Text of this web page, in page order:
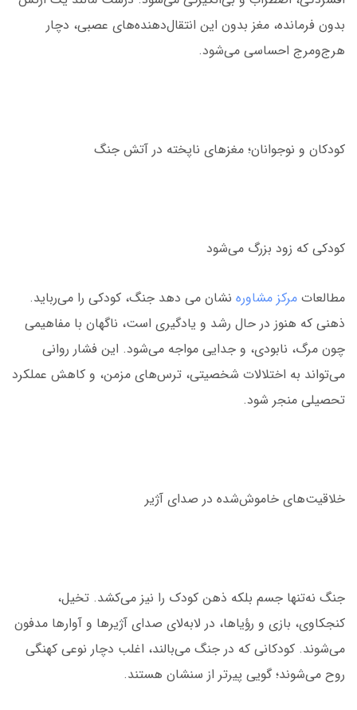
بدون فرمانده، مغز بدون این انتقال‌دهنده‌های عصبی، دچار
هرج‌ومرج احساسی می‌شود.
کودکان و نوجوانان؛ مغزهای ناپخته در آتش جنگ
کودکی که زود بزرگ می‌شود
مطالعات مرکز مشاوره نشان می دهد جنگ، کودکی را می‌رباید.
ذهنی که هنوز در حال رشد و یادگیری است، ناگهان با مفاهیمی
چون مرگ، نابودی، و جدایی مواجه می‌شود. این فشار روانی
می‌تواند به اختلالات شخصیتی، ترس‌های مزمن، و کاهش عملکرد
تحصیلی منجر شود.
خلاقیت‌های خاموش‌شده در صدای آژیر
جنگ نه‌تنها جسم بلکه ذهن کودک را نیز می‌کشد. تخیل،
کنجکاوی، بازی و رؤیاها، در لابه‌لای صدای آژیرها و آوارها مدفون
می‌شوند. کودکانی که در جنگ می‌بالند، اغلب دچار نوعی کهنگی
روح می‌شوند؛ گویی پیرتر از سنشان هستند.